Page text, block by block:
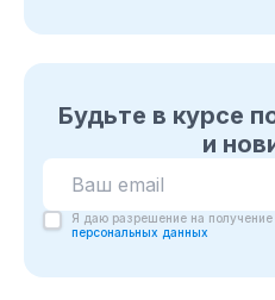
Будьте в курсе
и
Я даю разрешение на
персональных данных